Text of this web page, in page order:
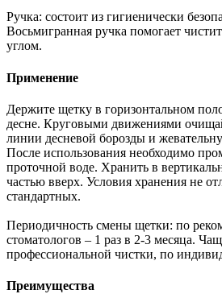
Ручка: состоит из гигиенически
Восьмигранная ручка помогает
углом.
Применение
Держите щетку в горизонтальном
десне. Круговыми движениями
линии десневой борозды и
После использования необходимо
проточной воде. Хранить в
частью вверх. Условия хранения не
стандартных.
Периодичность смены щетки: по
стоматологов – 1 раз в 2-3 месяца.
профессиональной чистки, по
Преимущества